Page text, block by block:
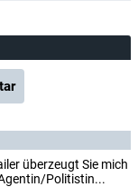
überzeugt Sie mich
Politistin...